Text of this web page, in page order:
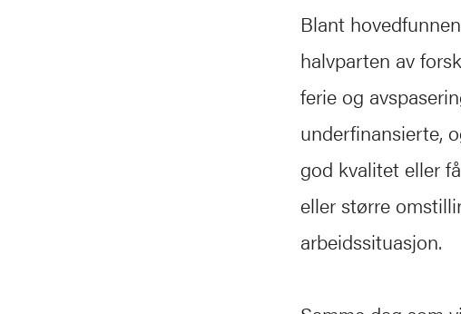
Blant
halvparten av
ferie og
underfinansierte,
god kvalitet eller
eller større
arbeidssituasjon.